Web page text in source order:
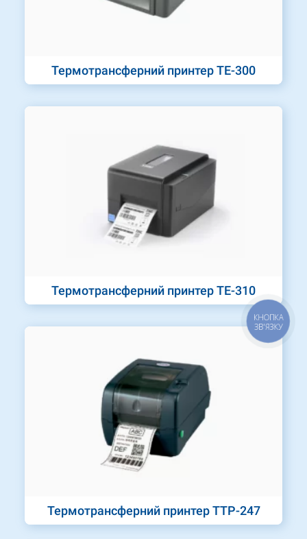
Термотрансферний принтер TE-300
Термотрансферний принтер TE-310
Термотрансферний принтер TTP-247
КНОПКА
ЗВ'ЯЗКУ